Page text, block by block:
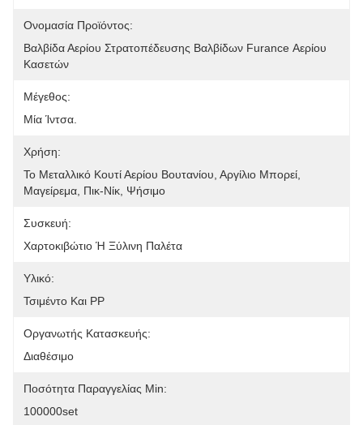
Ονομασία Προϊόντος:
Βαλβίδα Αερίου Στρατοπέδευσης Βαλβίδων Furance Αερίου
Κασετών
Μέγεθος:
Μία Ίντσα.
Χρήση:
Το Μεταλλικό Κουτί Αερίου Βουτανίου, Αργίλιο Μπορεί,
Μαγείρεμα, Πικ-Νίκ, Ψήσιμο
Συσκευή:
Χαρτοκιβώτιο Ή Ξύλινη Παλέτα
Υλικό:
Τσιμέντο Και PP
Οργανωτής Κατασκευής:
Διαθέσιμο
Ποσότητα Παραγγελίας Min:
100000set